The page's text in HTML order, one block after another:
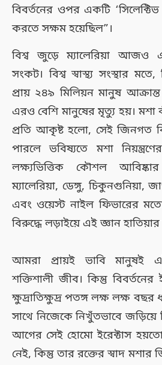
বিবর্তনের ওপর একটি ‘সিলেক্টিভ
করতে সক্ষম হয়েছিল”।
বিশ্ব জুড়ে ম্যালেরিয়া আজও
সংকট। বিশ্ব স্বাস্থ্য সংস্থার মতে,
প্রায় ২৪৯ মিলিয়ন মানুষ
এরও বেশি মানুষের মৃত্যু হয়। মশা
প্রতি আকৃষ্ট হলো, সেই জিনগত
পারলে ভবিষ্যতে মশা
লক্ষ্যভিত্তিক কৌশল
ম্যালেরিয়া, ডেঙ্গু, চিকুনগুনিয়া,
এবং ওয়েস্ট নাইল ফিভারের
বিরুদ্ধে লড়াইয়ে এই জ্ঞান হাতিয়ার
আমরা প্রায়ই ভাবি মানুষই
শক্তিশালী জীব। কিন্তু
ক্ষুদ্রাতিক্ষুদ্র পতঙ্গ লক্ষ লক্ষ বছর
সাথে নিজেকে নিখুঁতভাবে জড়িয়ে
আগের সেই হোমো ইরেক্টাস
নেই, কিন্তু তার রক্তের স্বাদ